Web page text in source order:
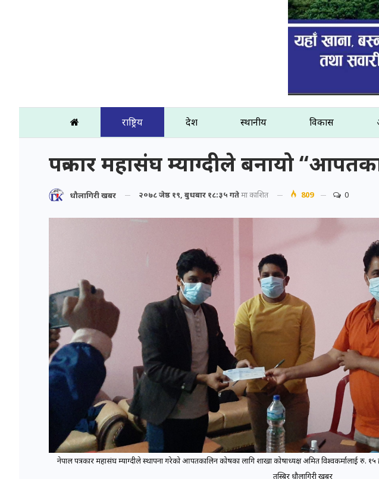
राष्ट्रिय प्रदेश स्थानीय विकास
पत्रकार महासंघ म्याग्दीले बनायो
धौलागिरी खबर २०७८ जेष्ठ १९, बुधबार १८:३५ गतेमा प्रकाशित 809 0
नेपाल पत्रकार महासंघ म्याग्दीले स्थापना गरेको आपतकालिन कोषका लागि शाखा कोषाध्यक्ष अमित विश्वकर्मालाई रु. १५
तस्बिर धौलागिरी खबर